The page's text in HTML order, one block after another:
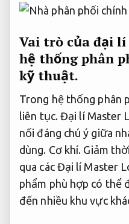
Vai trò của đại
hệ thống phân
kỹ thuật.
Trong hệ thống phân
liên tục. Đại lí Master
nối đáng chú ý giữa
dùng. Cơ khí. Giảm
qua các Đại lí Master
phẩm phù hợp có thể
đến nhiều khu vực